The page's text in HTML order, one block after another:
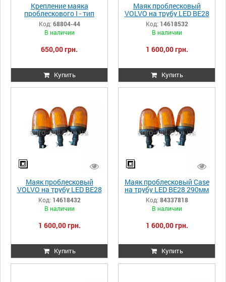
Крепление маяка
проблескового I - тип
Код: 68804-44
В наличии
650,00 грн.
Купить
Маяк проблесковый
VOLVO на трубу LED BE28
290мм 14618532
Код: 14618532
В наличии
1 600,00 грн.
Купить
Маяк проблесковый
VOLVO на трубу LED BE28
290мм 14618432
Код: 14618432
В наличии
1 600,00 грн.
Купить
Маяк проблесковый Case
на трубу LED BE28 290мм
84337818
Код: 84337818
В наличии
1 600,00 грн.
Купить